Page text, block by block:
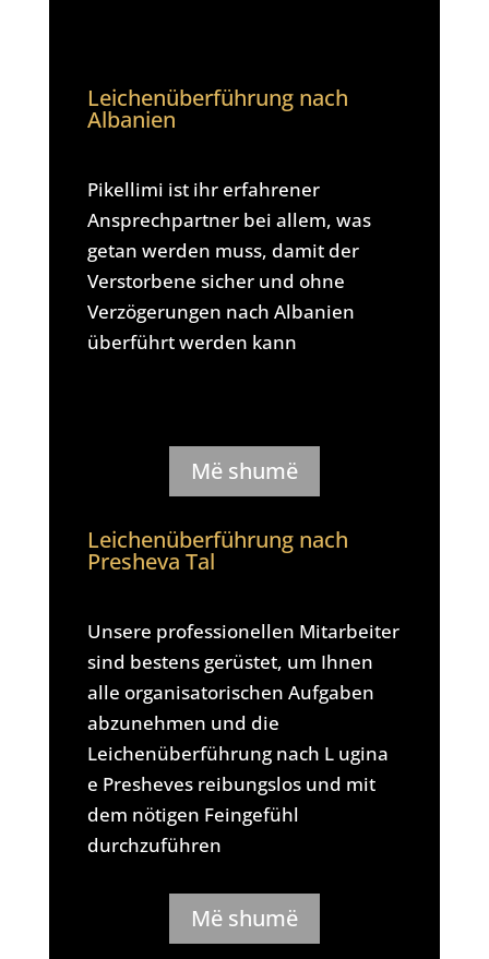
Leichenüberführung nach
Albanien
Pikellimi ist ihr erfahrener
Ansprechpartner bei allem, was
getan werden muss, damit der
Verstorbene sicher und ohne
Verzögerungen nach Albanien
überführt werden kann
Më shumë
Leichenüberführung nach
Presheva Tal
Unsere professionellen Mitarbeiter
sind bestens gerüstet, um Ihnen
alle organisatorischen Aufgaben
abzunehmen und die
Leichenüberführung nach L ugina
e Presheves reibungslos und mit
dem nötigen Feingefühl
durchzuführen
Më shumë